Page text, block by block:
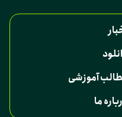
آموزشی
ما